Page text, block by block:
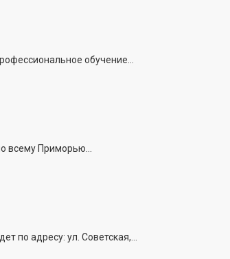
обучение...
всему Приморью...
по адресу: ул. Советская,...